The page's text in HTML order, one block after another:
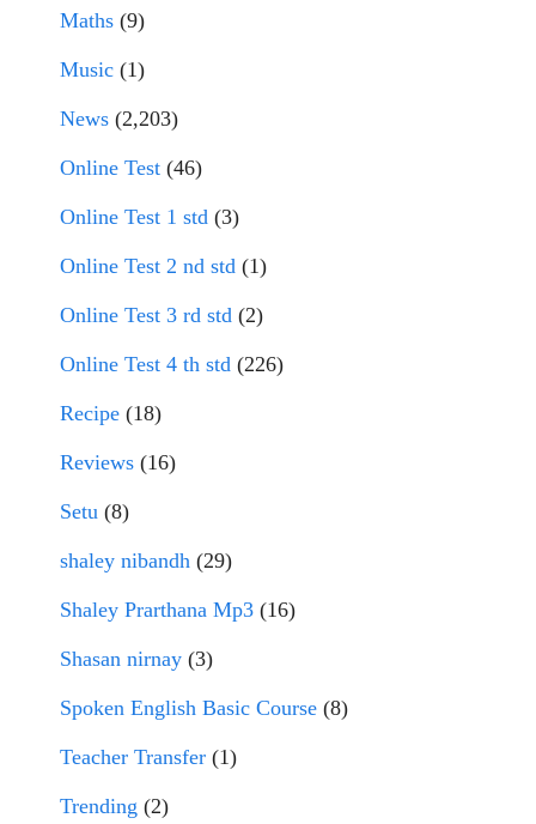
Maths (9)
Music (1)
News (2,203)
Online Test (46)
Online Test 1 std (3)
Online Test 2 nd std (1)
Online Test 3 rd std (2)
Online Test 4 th std (226)
Recipe (18)
Reviews (16)
Setu (8)
shaley nibandh (29)
Shaley Prarthana Mp3 (16)
Shasan nirnay (3)
Spoken English Basic Course (8)
Teacher Transfer (1)
Trending (2)